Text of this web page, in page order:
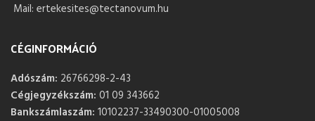
Mail: ertekesites@tectanovum.hu
CÉGINFORMÁCIÓ
Adószám: 26766298-2-43
Cégjegyzékszám: 01 09 343662
Bankszámlaszám: 10102237-33490300-01005008